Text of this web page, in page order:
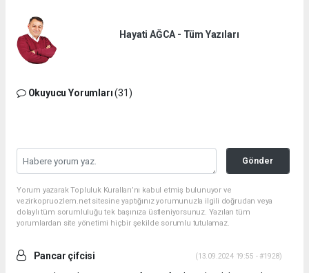
Hayati AĞCA - Tüm Yazıları
Okuyucu Yorumları(31)
Gönder
Yorum yazarak Topluluk Kuralları’nı kabul etmiş bulunuyor ve
vezirkopruozlem.net sitesine yaptığınız yorumunuzla ilgili doğrudan veya
dolaylı tüm sorumluluğu tek başınıza üstleniyorsunuz. Yazılan tüm
yorumlardan site yönetimi hiçbir şekilde sorumlu tutulamaz.
Pancar çifcisi (13.09.2024 19:55 - #1928)